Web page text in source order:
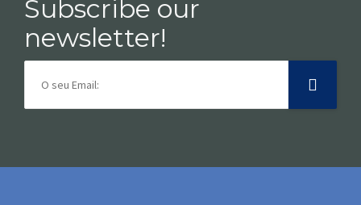
Subscribe our
newsletter!